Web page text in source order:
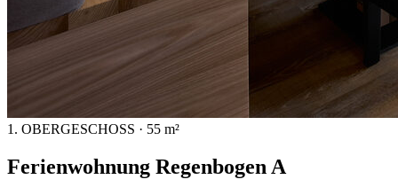
1. OBERGESCHOSS · 55 m²
Ferienwohnung Regenbogen A